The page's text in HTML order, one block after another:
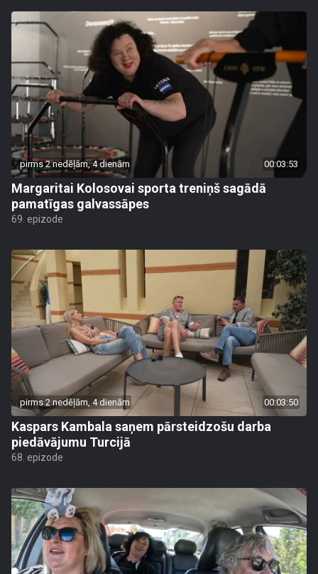
pirms 2 nedēļām, 4 dienām 00:03:53
Margaritai Kolosovai sporta treniņš sagādā
pamatīgas galvassāpes
69. epizode
pirms 2 nedēļām, 4 dienām 00:03:50
Kaspars Kambala saņem pārsteidzošu darba
piedāvājumu Turcijā
68. epizode